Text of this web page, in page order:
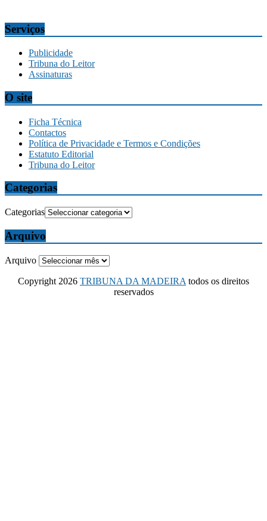
Serviços
Publicidade
Tribuna do Leitor
Assinaturas
O site
Ficha Técnica
Contactos
Política de Privacidade e Termos e Condições
Estatuto Editorial
Tribuna do Leitor
Categorias
Categorias
Arquivo
Arquivo
Copyright 2026 TRIBUNA DA MADEIRA todos os direitos
reservados